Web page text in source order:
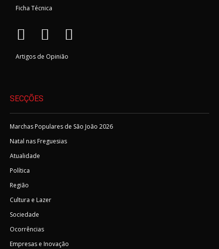
Ficha Técnica
Artigos de Opinião
SECÇÕES
Marchas Populares de São João 2026
Natal nas Freguesias
Atualidade
Política
Região
Cultura e Lazer
Sociedade
Ocorrências
Empresas e Inovação